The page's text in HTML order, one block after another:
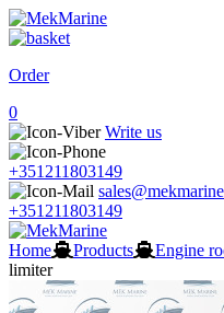
Order
0
Write us
+351211803149
+351211803149
Home Products Engine
limiter